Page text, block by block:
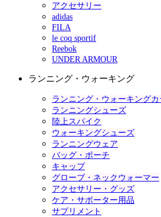
アクセサリー
adidas
FILA
le coq sportif
Reebok
UNDER ARMOUR
ランニング・ウォーキング
ランニング・ウォーキング
ランニングシューズ
陸上スパイク
ウォーキングシューズ
ランニングウェア
バッグ・ポーチ
キャップ
グローブ・ネックウォーマー
アクセサリー・グッズ
ケア・サポーター用品
サプリメント